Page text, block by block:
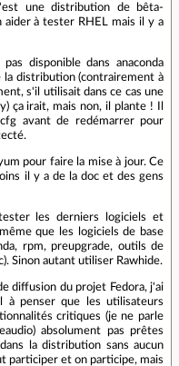
une distribution de bêta-
à tester RHEL mais il y a
disponible dans anaconda
la distribution (contrairement à
s'il utilisait dans ce cas une
ça irait, mais non, il plante ! Il
avant de redémarrer pour
pour faire la mise à jour. Ce
il y a de la doc et des gens
les derniers logiciels et
que les logiciels de base
rpm, preupgrade, outils de
Sinon autant utiliser Rawhide.
diffusion du projet Fedora, j'ai
à penser que les utilisateurs
critiques (je ne parle
absolument pas prêtes
la distribution sans aucun
participer et on participe, mais